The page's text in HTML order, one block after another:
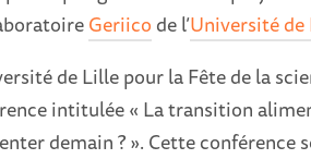
Geriico de l’Université
de Lille pour la Fête de la
intitulée « La transition
demain ? ». Cette conférence